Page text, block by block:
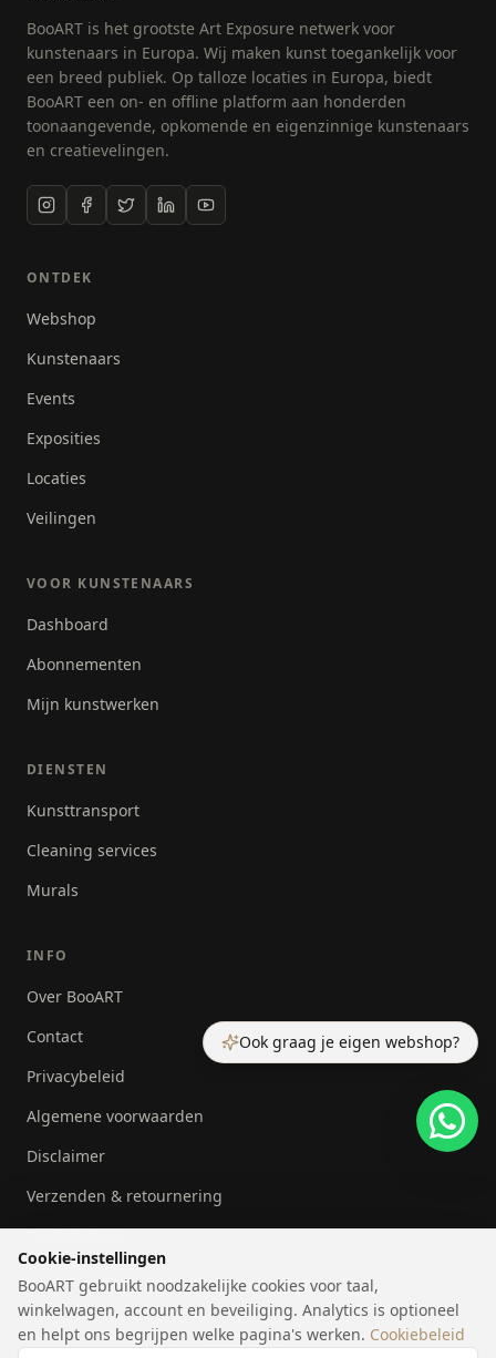
verschillende materialen ontstaan de meest
wonderlijke ontwerpen! Voor elk schilderij of elke
illustratie combineert Noël materialen zoals wasco,
potlood, Oost-Indische Inkt, ecoline, krijt, acrylverf,
kranten, stempels, lak, spuitlak, aquarelverf, papier,
meestal uit verschillende lagen zodat er uiteindelijk
een interessant, origineel en spannend resultaat
Ook graag je eigen webshop?
BooART is het grootste Art Exposure netwerk voor
kunstenaars in Europa. Wij maken kunst toegankelijk voor
een breed publiek. Op talloze locaties in Europa, biedt
BooART een on- en offline platform aan honderden
toonaangevende, opkomende en eigenzinnige kunstenaars
en creatievelingen.
ONTDEK
Webshop
Kunstenaars
Events
Exposities
Locaties
Veilingen
VOOR KUNSTENAARS
Dashboard
Abonnementen
Mijn kunstwerken
DIENSTEN
Kunsttransport
Cleaning services
Murals
INFO
Over BooART
Contact
Privacybeleid
Algemene voorwaarden
Disclaimer
Verzenden & retournering
Cookiebeleid
©2026BooART.Alle rechten voorbehouden.
Cookie-instellingen
BooART gebruikt noodzakelijke cookies voor taal,
winkelwagen, account en beveiliging. Analytics is optioneel
en helpt ons begrijpen welke pagina's werken. Cookiebeleid